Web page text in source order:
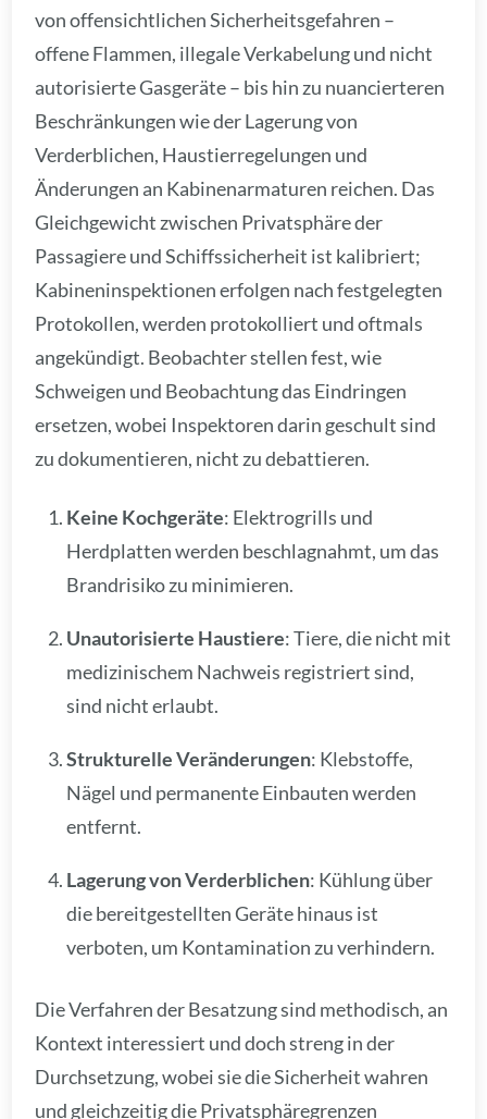
von offensichtlichen Sicherheitsgefahren –
offene Flammen, illegale Verkabelung und nicht
autorisierte Gasgeräte – bis hin zu nuancierteren
Beschränkungen wie der Lagerung von
Verderblichen, Haustierregelungen und
Änderungen an Kabinenarmaturen reichen. Das
Gleichgewicht zwischen Privatsphäre der
Passagiere und Schiffssicherheit ist kalibriert;
Kabineninspektionen erfolgen nach festgelegten
Protokollen, werden protokolliert und oftmals
angekündigt. Beobachter stellen fest, wie
Schweigen und Beobachtung das Eindringen
ersetzen, wobei Inspektoren darin geschult sind
zu dokumentieren, nicht zu debattieren.
Keine Kochgeräte: Elektrogrills und
Herdplatten werden beschlagnahmt, um das
Brandrisiko zu minimieren.
Unautorisierte Haustiere: Tiere, die nicht mit
medizinischem Nachweis registriert sind,
sind nicht erlaubt.
Strukturelle Veränderungen: Klebstoffe,
Nägel und permanente Einbauten werden
entfernt.
Lagerung von Verderblichen: Kühlung über
die bereitgestellten Geräte hinaus ist
verboten, um Kontamination zu verhindern.
Die Verfahren der Besatzung sind methodisch, an
Kontext interessiert und doch streng in der
Durchsetzung, wobei sie die Sicherheit wahren
und gleichzeitig die Privatsphäregrenzen